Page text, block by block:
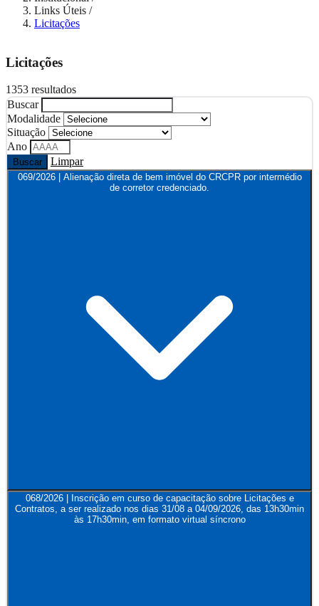
Links Úteis /
Licitações
Licitações
1353 resultados
Buscar
Modalidade
Situação
Ano
Buscar Limpar
069/2026 | Alienação direta de bem imóvel do CRCPR por intermédio
de corretor credenciado.
068/2026 | Inscrição em curso de capacitação sobre Licitações e
Contratos, a ser realizado nos dias 31/08 a 04/09/2026, das 13h30min
às 17h30min, em formato virtual síncrono